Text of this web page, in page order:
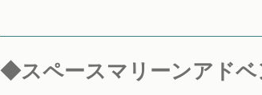
◆スペースマリーンアドベ